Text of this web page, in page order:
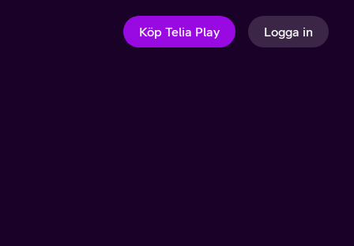
Köp Telia Play Logga in